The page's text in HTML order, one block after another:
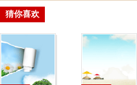
猜你喜欢